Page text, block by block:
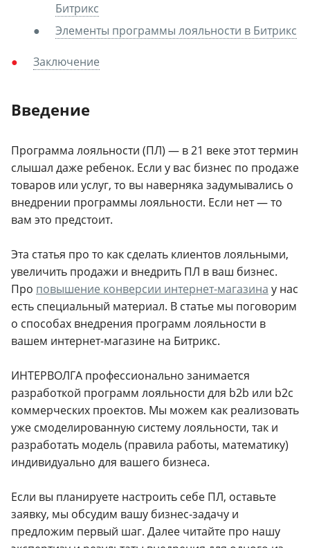
Битрикс
Элементы программы лояльности в Битрикс
Заключение
Введение
Программа лояльности (ПЛ) — в 21 веке этот термин
слышал даже ребенок. Если у вас бизнес по продаже
товаров или услуг, то вы наверняка задумывались о
внедрении программы лояльности. Если нет — то
вам это предстоит.
Эта статья про то как сделать клиентов лояльными,
увеличить продажи и внедрить ПЛ в ваш бизнес.
Про повышение конверсии интернет-магазина у нас
есть специальный материал. В статье мы поговорим
о способах внедрения программ лояльности в
вашем интернет-магазине на Битрикс.
ИНТЕРВОЛГА профессионально занимается
разработкой программ лояльности для b2b или b2c
коммерческих проектов. Мы можем как реализовать
уже смоделированную систему лояльности, так и
разработать модель (правила работы, математику)
индивидуально для вашего бизнеса.
Если вы планируете настроить себе ПЛ, оставьте
заявку, мы обсудим вашу бизнес-задачу и
предложим первый шаг. Далее читайте про нашу